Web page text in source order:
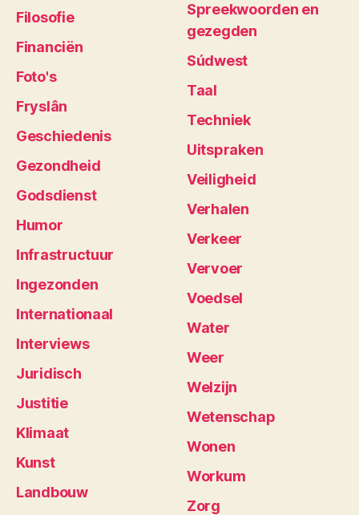
Filosofie
Financiën
Foto's
Fryslân
Geschiedenis
Gezondheid
Godsdienst
Humor
Infrastructuur
Ingezonden
Internationaal
Interviews
Juridisch
Justitie
Klimaat
Kunst
Landbouw
Spreekwoorden en
gezegden
Súdwest
Taal
Techniek
Uitspraken
Veiligheid
Verhalen
Verkeer
Vervoer
Voedsel
Water
Weer
Welzijn
Wetenschap
Wonen
Workum
Zorg